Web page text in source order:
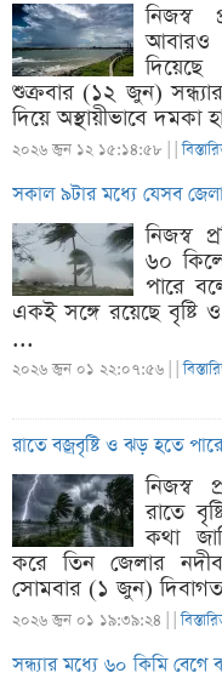
নিজস্ব
আবারও
শুক্রবার (১২ জুন)
দিয়ে অস্থায়ীভাবে
২০২৬ জুন ১২ ১৫:১৪:৫৮ | |
সকাল ৯টার মধ্যে যেসব
নিজস্ব
৬০
পারে
একই সঙ্গে রয়েছে বৃষ্টি ও
...
২০২৬ জুন ০১ ২২:০৭:৫৬ | |
রাতে বজ্রবৃষ্টি ও ঝড় হতে
নিজস্ব
রাতে
কথা
করে তিন জেলার
সোমবার (১ জুন)
২০২৬ জুন ০১ ১৯:৩৯:২৪ | |
সন্ধ্যার মধ্যে ৬০ কিমি